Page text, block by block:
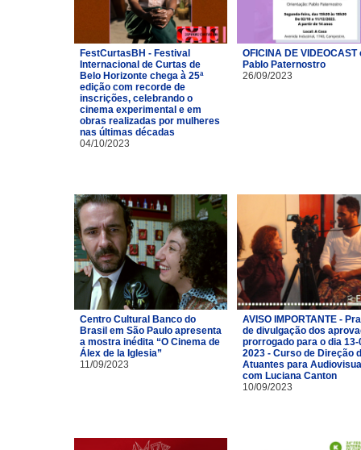
FestCurtasBH - Festival
Internacional de Curtas de
Belo Horizonte chega à 25ª
edição com recorde de
inscrições, celebrando o
cinema experimental e em
obras realizadas por mulheres
nas últimas décadas
04/10/2023
OFICINA DE VIDEOCAST
Pablo Paternostro
26/09/2023
Centro Cultural Banco do
Brasil em São Paulo apresenta
a mostra inédita “O Cinema de
Álex de la Iglesia”
11/09/2023
AVISO IMPORTANTE -
de divulgação dos
prorrogado para o dia 13-
2023 - Curso de Direção
Atuantes para
com Luciana Canton
10/09/2023